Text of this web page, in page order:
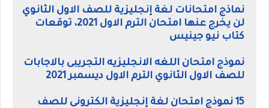
نماذج امتحانات لغة إنجليزية للصف الاول الثانوي
لن يخرج عنها امتحان الترم الاول 2021، توقعات
كتاب نيو جينيس
نموذج امتحان اللغه الانجليزيه التجريبى بالاجابات
للصف الاول الثانوي الترم الاول ديسمبر 2021
15 نموذج امتحان لغة إنجليزية الكترونى للصف